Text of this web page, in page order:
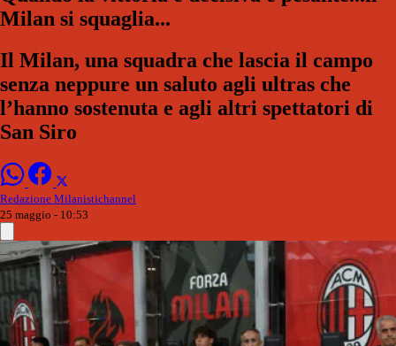
Milan si squaglia...
Il Milan, una squadra che lascia il campo
senza neppure un saluto agli ultras che
l’hanno sostenuta e agli altri spettatori di
San Siro
Redazione Milanistichannel
25 maggio - 10:53